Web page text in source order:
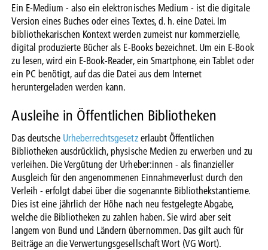
Ein E-Medium - also ein elektronisches Medium - ist die digitale
Version eines Buches oder eines Textes, d. h. eine Datei. Im
bibliothekarischen Kontext werden zumeist nur kommerzielle,
digital produzierte Bücher als E-Books bezeichnet. Um ein E-Book
zu lesen, wird ein E-Book-Reader, ein Smartphone, ein Tablet oder
ein PC benötigt, auf das die Datei aus dem Internet
heruntergeladen werden kann.
Ausleihe in Öffentlichen Bibliotheken
Das deutsche Urheberrechtsgesetzerlaubt Öffentlichen
Bibliotheken ausdrücklich, physische Medien zu erwerben und zu
verleihen. Die Vergütung der Urheber:innen - als finanzieller
Ausgleich für den angenommenen Einnahmeverlust durch den
Verleih - erfolgt dabei über die sogenannte Bibliothekstantieme.
Dies ist eine jährlich der Höhe nach neu festgelegte Abgabe,
welche die Bibliotheken zu zahlen haben. Sie wird aber seit
langem von Bund und Ländern übernommen. Das gilt auch für
Beiträge an die Verwertungsgesellschaft Wort (VG Wort).